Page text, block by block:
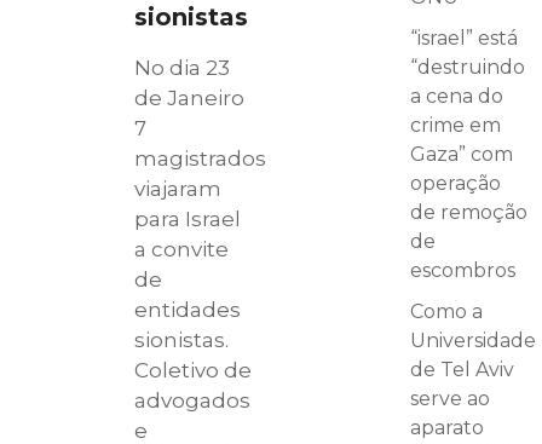
sionistas
No dia 23
de Janeiro
7
magistrados
viajaram
para Israel
a convite
de
entidades
sionistas.
Coletivo de
advogados
e
“israel” está
“destruindo
a cena do
crime em
Gaza” com
operação
de remoção
de
escombros
Como a
Universidade
de Tel Aviv
serve ao
aparato